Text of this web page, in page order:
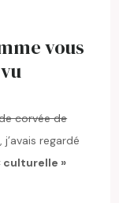
vous
corvée de
regardé
»